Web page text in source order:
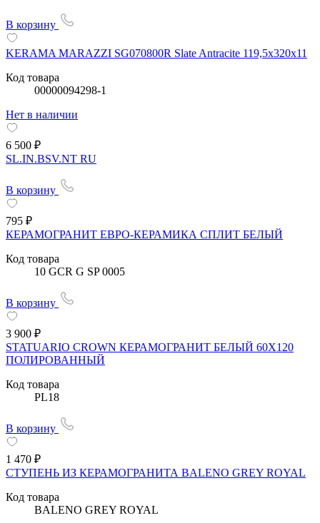
В корзину
KERAMA MARAZZI SG070800R Slate Antracite 119,5x320х11
Код товара
00000094298-1
Нет в наличии
6 500 ₽
SL.IN.BSV.NT RU
В корзину
795 ₽
КЕРАМОГРАНИТ ЕВРО-КЕРАМИКА СПЛИТ БЕЛЫЙ
Код товара
10 GCR G SP 0005
В корзину
3 900 ₽
STATUARIO CROWN КЕРАМОГРАНИТ БЕЛЫЙ 60X120
ПОЛИРОВАННЫЙ
Код товара
PL18
В корзину
1 470 ₽
СТУПЕНЬ ИЗ КЕРАМОГРАНИТА BALENO GREY ROYAL
Код товара
BALENO GREY ROYAL